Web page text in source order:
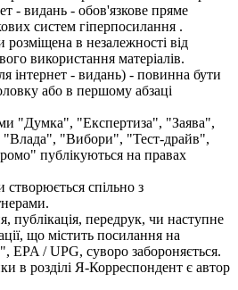
- видань - обов'язкове пряме
систем гіперпосилання .
в незалежності від
використання матеріалів.
інтернет - видань) - повинна бути
або в першому абзаці
"Думка", "Експертиза", "Заява",
"Влада", "Вибори", "Тест-драйв",
публікуються на правах
створюється спільно з
публікація, передрук, чи наступне
що містить посилання на
EPA / UPG, суворо забороняється.
в розділі Я-Корреспондент є автор